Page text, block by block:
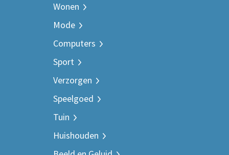
Wonen
Mode
Computers
Sport
Verzorgen
Speelgoed
Tuin
Huishouden